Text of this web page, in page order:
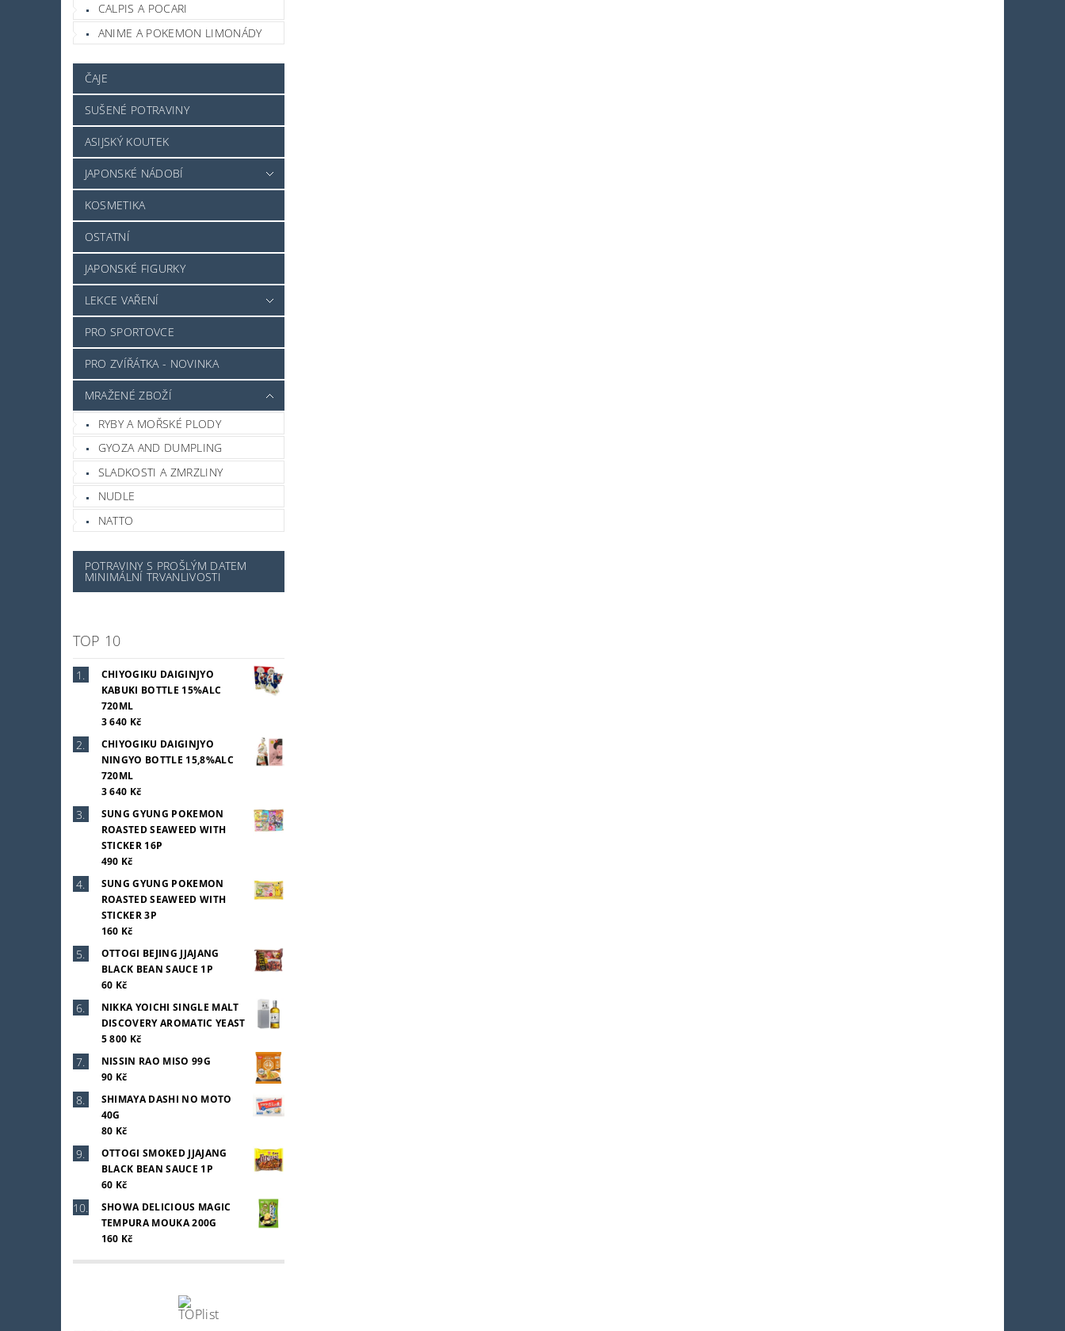
CALPIS A POCARI
ANIME A POKEMON LIMONÁDY
ČAJE
SUŠENÉ POTRAVINY
ASIJSKÝ KOUTEK
JAPONSKÉ NÁDOBÍ
KOSMETIKA
OSTATNÍ
JAPONSKÉ FIGURKY
LEKCE VAŘENÍ
PRO SPORTOVCE
PRO ZVÍŘÁTKA - NOVINKA
MRAŽENÉ ZBOŽÍ
RYBY A MOŘSKÉ PLODY
GYOZA AND DUMPLING
SLADKOSTI A ZMRZLINY
NUDLE
NATTO
POTRAVINY S PROŠLÝM DATEM
MINIMÁLNÍ TRVANLIVOSTI
TOP 10
CHIYOGIKU DAIGINJYO
KABUKI BOTTLE 15%ALC
720ML
3 640 Kč
CHIYOGIKU DAIGINJYO
NINGYO BOTTLE 15,8%ALC
720ML
3 640 Kč
SUNG GYUNG POKEMON
ROASTED SEAWEED WITH
STICKER 16P
490 Kč
SUNG GYUNG POKEMON
ROASTED SEAWEED WITH
STICKER 3P
160 Kč
OTTOGI BEJING JJAJANG
BLACK BEAN SAUCE 1P
60 Kč
NIKKA YOICHI SINGLE MALT
DISCOVERY AROMATIC YEAST
5 800 Kč
NISSIN RAO MISO 99G
90 Kč
SHIMAYA DASHI NO MOTO
40G
80 Kč
OTTOGI SMOKED JJAJANG
BLACK BEAN SAUCE 1P
60 Kč
SHOWA DELICIOUS MAGIC
TEMPURA MOUKA 200G
160 Kč